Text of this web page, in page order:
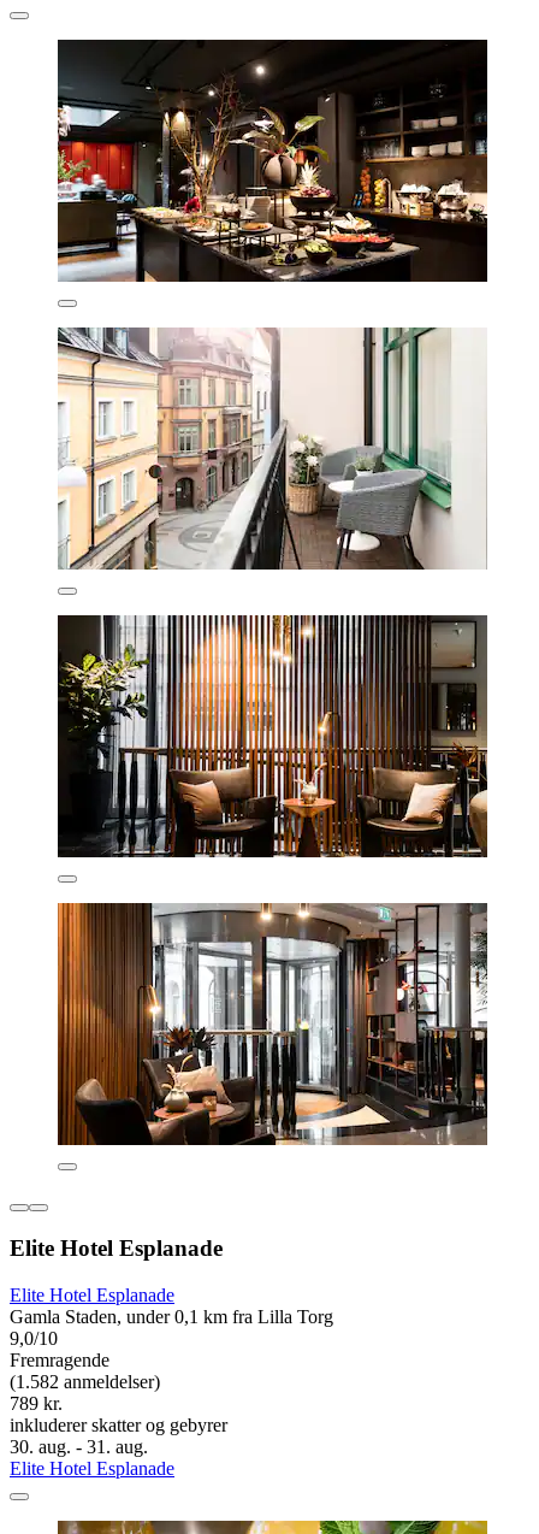
Elite Hotel Esplanade
Elite Hotel Esplanade
Gamla Staden, under 0,1 km fra Lilla Torg
9,0/10
Fremragende
(1.582 anmeldelser)
789 kr.
inkluderer skatter og gebyrer
30. aug. - 31. aug.
Elite Hotel Esplanade